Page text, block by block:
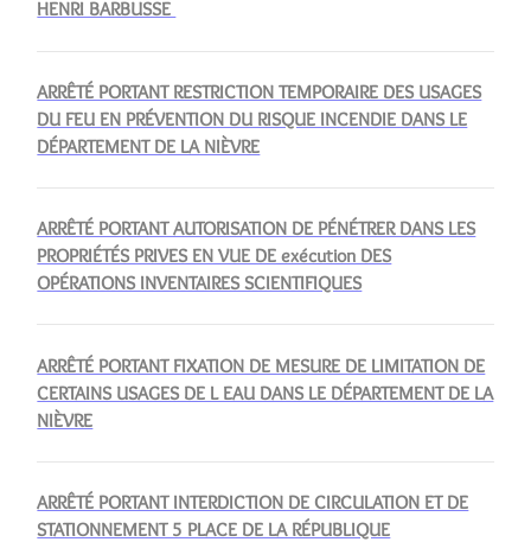
HENRI BARBUSSE
ARRÊTÉ PORTANT RESTRICTION TEMPORAIRE DES USAGES
DU FEU EN PRÉVENTION DU RISQUE INCENDIE DANS LE
DÉPARTEMENT DE LA NIÈVRE
ARRÊTÉ PORTANT AUTORISATION DE PÉNÉTRER DANS LES
PROPRIÉTÉS PRIVES EN VUE DE exécution DES
OPÉRATIONS INVENTAIRES SCIENTIFIQUES
ARRÊTÉ PORTANT FIXATION DE MESURE DE LIMITATION DE
CERTAINS USAGES DE L EAU DANS LE DÉPARTEMENT DE LA
NIÈVRE
ARRÊTÉ PORTANT INTERDICTION DE CIRCULATION ET DE
STATIONNEMENT 5 PLACE DE LA RÉPUBLIQUE